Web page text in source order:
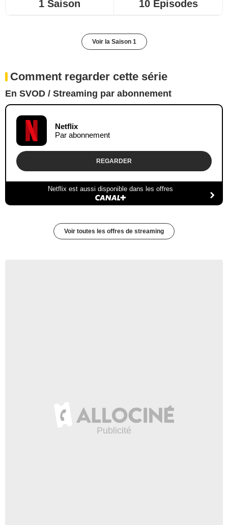
1 Saison 10 Episodes
Voir la Saison 1
Comment regarder cette série
En SVOD / Streaming par abonnement
Netflix
Par abonnement
REGARDER
Netflix est aussi disponible dans les offres
Voir toutes les offres de streaming